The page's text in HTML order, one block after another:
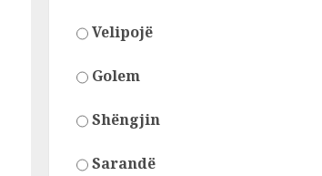
Velipojë
Golem
Shëngjin
Sarandë